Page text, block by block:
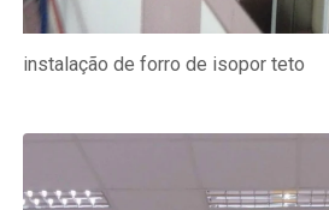
instalação de forro de isopor teto